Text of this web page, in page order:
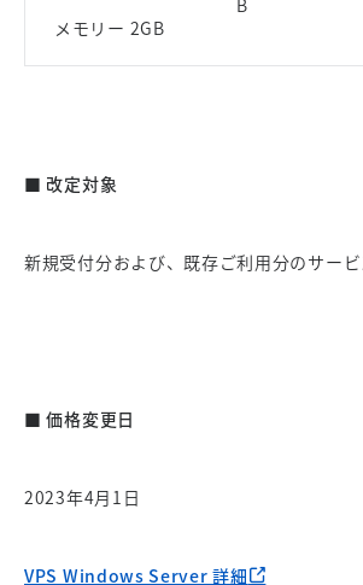
B
メモリー 2GB
■ 改定対象
新規受付分および、既存ご利用分のサー
■ 価格変更日
2023年4月1日
VPS Windows Server 詳細